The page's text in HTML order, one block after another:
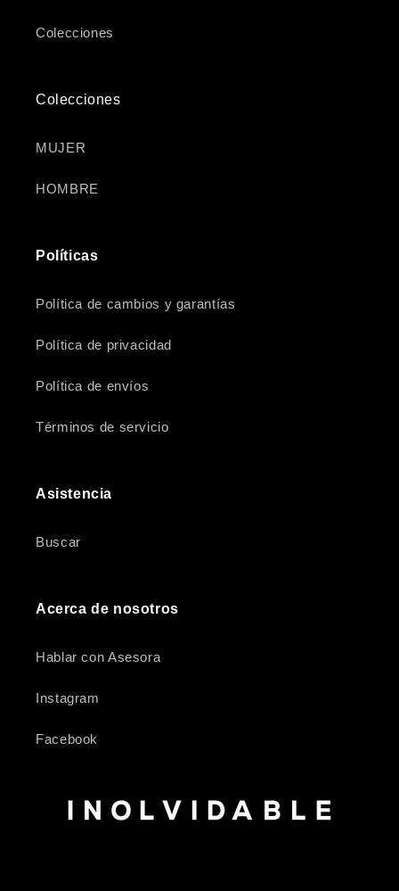
Colecciones
Colecciones
MUJER
HOMBRE
Políticas
Política de cambios y garantías
Política de privacidad
Política de envíos
Términos de servicio
Asistencia
Buscar
Acerca de nosotros
Hablar con Asesora
Instagram
Facebook